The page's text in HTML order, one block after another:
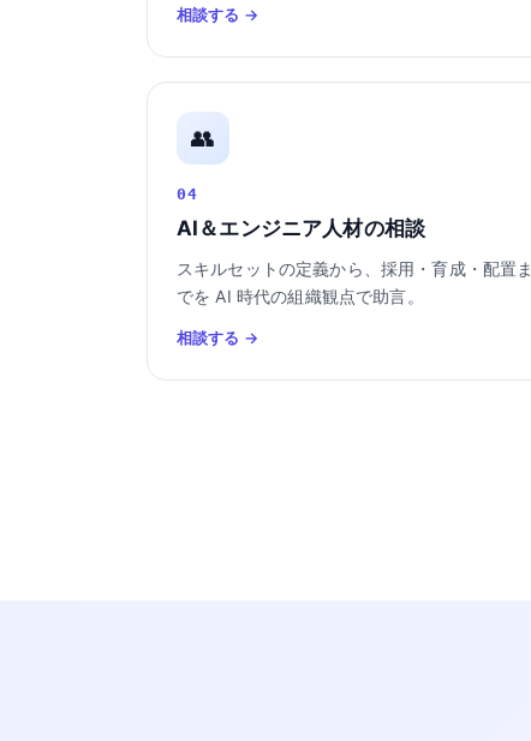
相談する →
👥
04
AI＆エンジニア人材の相談
スキルセットの定義から、採用・育成・配置ま
でを AI 時代の組織観点で助言。
相談する →